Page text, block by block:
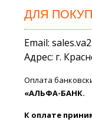
ДЛЯ
Email:
Адрес: г.
Оплата
«АЛЬФА-БАНК.
К оплате